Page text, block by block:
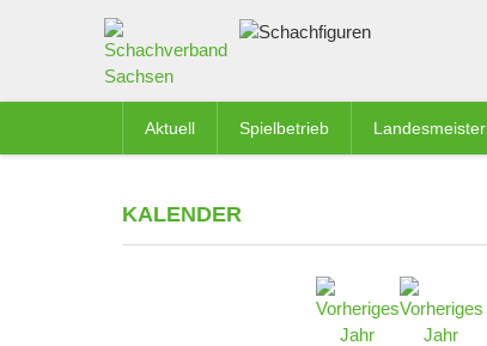
Aktuell Spielbetrieb Landesmeister
KALENDER